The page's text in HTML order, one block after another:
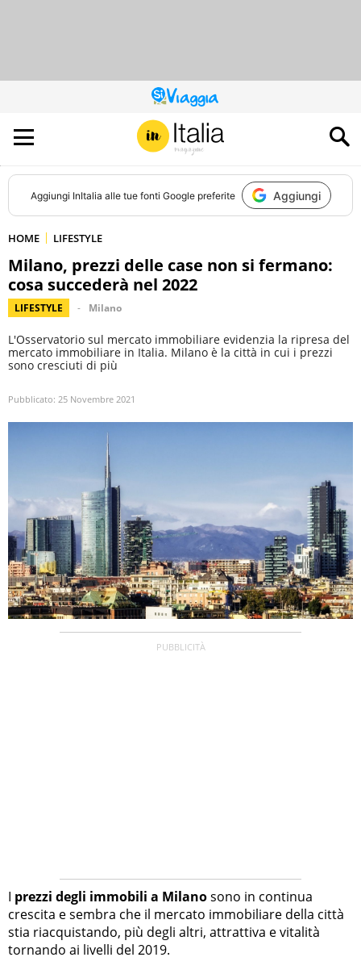
QUESTO
SITO
CONTRIBUISCE
ALL’AUDIENCE
DI
Aggiungi InItalia alle tue fonti Google preferite Aggiungi
HOME LIFESTYLE
Milano, prezzi delle case non si fermano:
cosa succederà nel 2022
LIFESTYLE Milano
L'Osservatorio sul mercato immobiliare evidenzia la ripresa del
mercato immobiliare in Italia. Milano è la città in cui i prezzi
sono cresciuti di più
Pubblicato: 25 Novembre 2021
I prezzi degli immobili a Milanosono in continua
crescita e sembra che il mercato immobiliare della città
stia riacquistando, più degli altri, attrattiva e vitalità
tornando ai livelli del 2019.